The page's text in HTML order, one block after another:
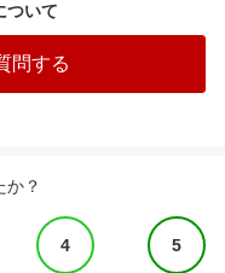
ついて
問する
か？
4 5